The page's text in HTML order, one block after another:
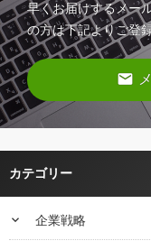
早くお届けするメー
の方は下記よりご登
email
カテゴリー
keyboard_arrow_down 企業戦略